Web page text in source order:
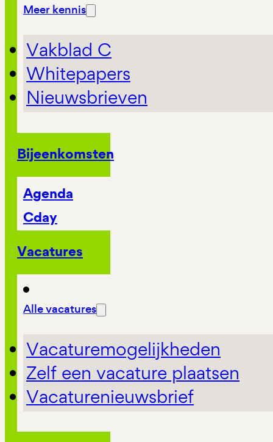
Meer kennis
Vakblad C
Whitepapers
Nieuwsbrieven
Bijeenkomsten
Agenda
Cday
Vacatures
Alle vacatures
Vacaturemogelijkheden
Zelf een vacature plaatsen
Vacaturenieuwsbrief